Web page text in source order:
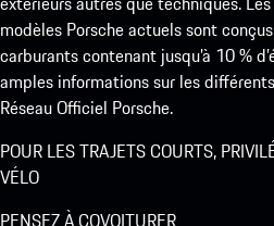
modèles Porsche actuels sont
carburants contenant jusqu’à 10 %
amples informations sur les
Réseau Officiel Porsche.
POUR LES TRAJETS COURTS,
VÉLO
PENSEZ À COVOITURER